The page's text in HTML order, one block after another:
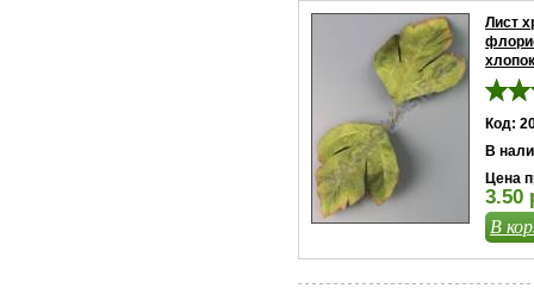
Лист
Код:
В
Цена
3.50
В